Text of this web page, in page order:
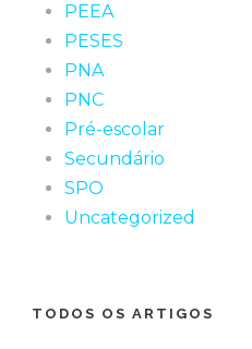
PEEA
PESES
PNA
PNC
Pré-escolar
Secundário
SPO
Uncategorized
TODOS OS ARTIGOS